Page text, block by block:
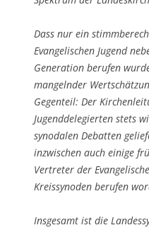
Dass nur ein
Evangelischen Jugend
Generation berufen
mangelnder
Gegenteil: Der
Jugenddelegierten stets
synodalen Debatten
inzwischen auch einige
Vertreter der
Kreissynoden berufen
Insgesamt ist die